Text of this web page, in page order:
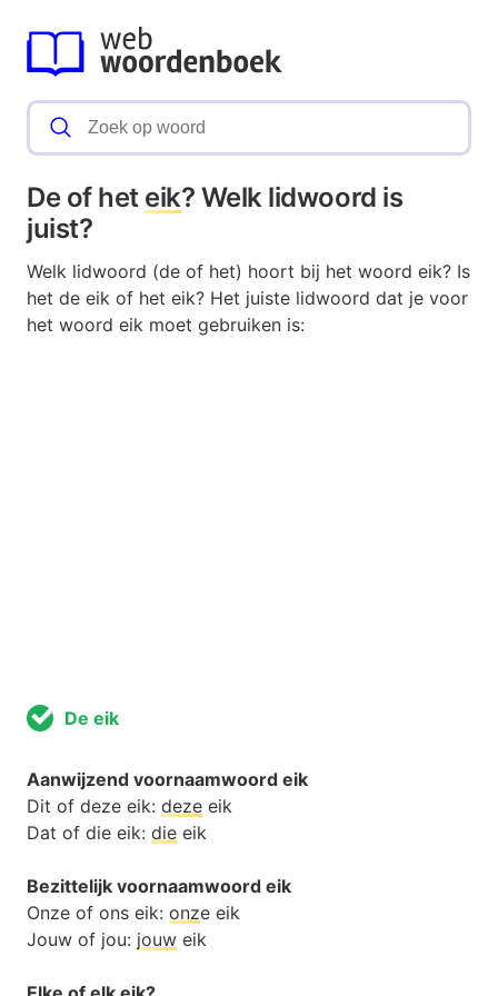
De of het eik? Welk lidwoord is
juist?
Welk lidwoord (de of het) hoort bij het woord eik? Is
het de eik of het eik? Het juiste lidwoord dat je voor
het woord eik moet gebruiken is:
De eik
Aanwijzend voornaamwoord eik
Dit of deze eik: deze eik
Dat of die eik: die eik
Bezittelijk voornaamwoord eik
Onze of ons eik: onze eik
Jouw of jou: jouw eik